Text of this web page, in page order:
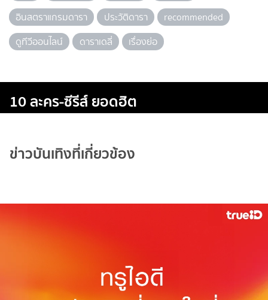
อินสตราแกรมดารา
ประวัติดารา
recommended
ดูทีวีออนไลน์
ดาราเดลี่ เรื่องย่อ
10 ละคร-ซีรีส์ ยอดฮิต
ข่าวบันเทิงที่เกี่ยวข้อง